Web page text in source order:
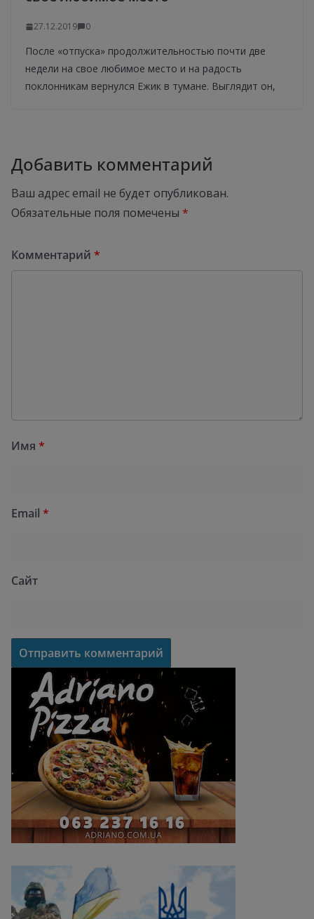
27.12.2019 0
После «отпуска» продолжительностью почти две
недели на свое любимое место и на радость
поклонникам вернулся Ежик в тумане. Выглядит он,
Добавить комментарий
Ваш адрес email не будет опубликован.
Обязательные поля помечены *
Комментарий *
Имя *
Email *
Сайт